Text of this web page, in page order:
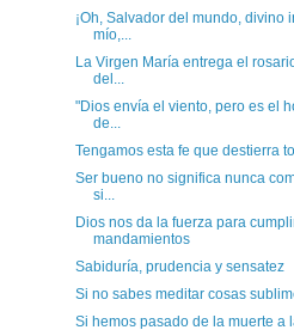
¡Oh, Salvador del mundo, divino
mío,...
La Virgen María entrega el
del...
"Dios envía el viento, pero es el
de...
Tengamos esta fe que destierra
Ser bueno no significa nunca
si...
Dios nos da la fuerza para
mandamientos
Sabiduría, prudencia y sensatez
Si no sabes meditar cosas
Si hemos pasado de la muerte a